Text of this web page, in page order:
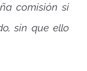
comisión si
sin que ello